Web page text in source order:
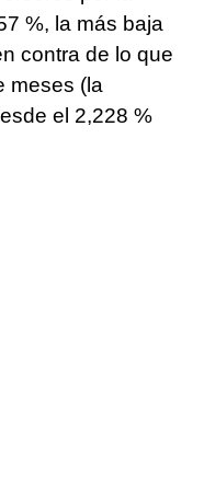
%, la más baja
contra de lo que
meses (la
el 2,228 %